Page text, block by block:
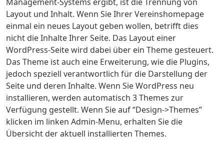
Layout und Inhalt. Wenn Sie Ihrer Vereinshomepage
einmal ein neues Layout geben wollen, betrifft dies
nicht die Inhalte Ihrer Seite. Das Layout einer
WordPress-Seite wird dabei über ein Theme gesteuert.
Das Theme ist auch eine Erweiterung, wie die Plugins,
jedoch speziell verantwortlich für die Darstellung der
Seite und deren Inhalte. Wenn Sie WordPress neu
installieren, werden automatisch 3 Themes zur
Verfügung gestellt. Wenn Sie auf “Design->Themes”
klicken im linken Admin-Menu, erhalten Sie die
Übersicht der aktuell installierten Themes.